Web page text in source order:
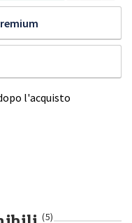
l'acquisto
(5)